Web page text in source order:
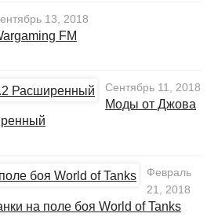
13, 2018
FM
Сентябрь 11, 2018
Моды от Джова
Февраль
21, 2018
на поле боя World of Tanks